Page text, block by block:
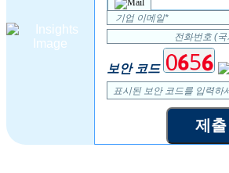
보안 코드
제출